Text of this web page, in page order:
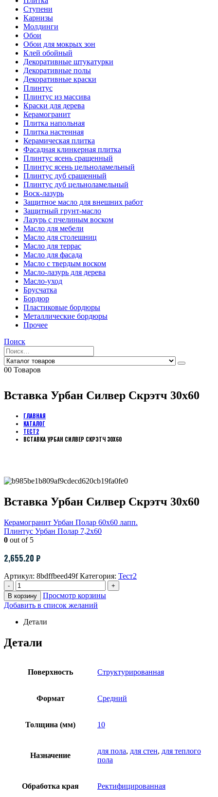
Ступени
Карнизы
Молдинги
Обои
Обои для мокрых зон
Клей обойный
Декоративные штукатурки
Декоративные полы
Декоративные краски
Плинтус
Плинтус из массива
Краски для дерева
Керамогранит
Плитка напольная
Плитка настенная
Керамическая плитка
Фасадная клинкерная плитка
Плинтус ясень сращенный
Плинтус ясень цельноламельный
Плинтус дуб сращенный
Плинтус дуб цельноламельный
Воск-лазурь
Защитное масло для внешних работ
Защитный грунт-масло
Лазурь с пчелиным воском
Масло для мебели
Масло для столешниц
Масло для террас
Масло для фасада
Масло с твердым воском
Масло-лазурь для дерева
Масло-уход
Брусчатка
Бордюр
Пластиковые бордюры
Металлические бордюры
Прочее
Поиск
00 Товаров
Вставка Урбан Силвер Скрэтч 30х60
ГЛАВНАЯ
КАТАЛОГ
ТЕСТ2
ВСТАВКА УРБАН СИЛВЕР СКРЭТЧ 30Х60
Вставка Урбан Силвер Скрэтч 30х60
Керамогранит Урбан Полар 60х60 лапп.
Плинтус Урбан Полар 7,2х60
0 out of 5
2,655.20 ₽
Артикул: 8bdffbeed49f Категория: Тест2
-
+
В корзину
Просмотр корзины
Добавить в список желаний
Детали
Детали
Поверхность Структурированная
Формат Средний
Толщина (мм) 10
Назначение
для пола, для стен, для теплого
пола
Обработка края Ректифицированная